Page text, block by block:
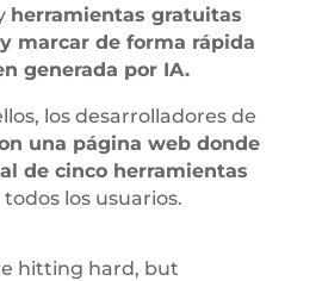
herramientas gratuitas
marcar de forma rápida
generada por IA.
los desarrolladores de
una página web donde
de cinco herramientas
los usuarios.
hitting hard, but